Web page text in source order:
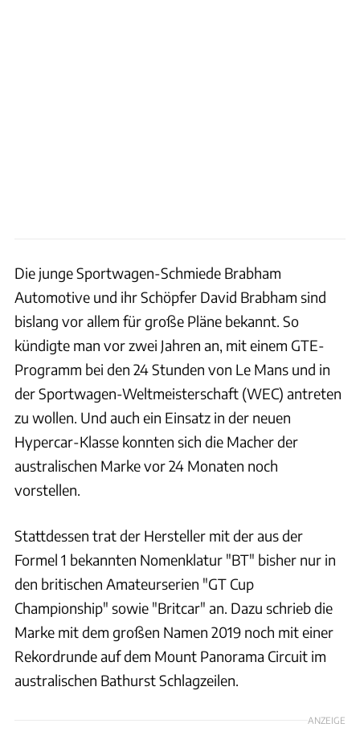
Die junge Sportwagen-Schmiede Brabham
Automotive und ihr Schöpfer David Brabham sind
bislang vor allem für große Pläne bekannt. So
kündigte man vor zwei Jahren an, mit einem GTE-
Programm bei den 24 Stunden von Le Mans und in
der Sportwagen-Weltmeisterschaft (WEC) antreten
zu wollen. Und auch ein Einsatz in der neuen
Hypercar-Klasse konnten sich die Macher der
australischen Marke vor 24 Monaten noch
vorstellen.
Stattdessen trat der Hersteller mit der aus der
Formel 1 bekannten Nomenklatur "BT" bisher nur in
den britischen Amateurserien "GT Cup
Championship" sowie "Britcar" an. Dazu schrieb die
Marke mit dem großen Namen 2019 noch mit einer
Rekordrunde auf dem Mount Panorama Circuit im
australischen Bathurst Schlagzeilen.
ANZEIGE